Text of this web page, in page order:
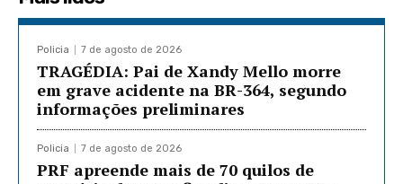
Policia 7 de agosto de 2026
TRAGÉDIA: Pai de Xandy Mello morre
em grave acidente na BR-364, segundo
informações preliminares
Policia 7 de agosto de 2026
PRF apreende mais de 70 quilos de